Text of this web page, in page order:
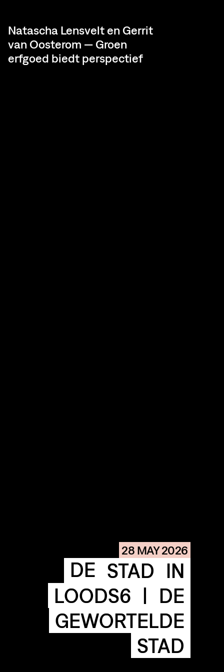
AGENDA
ARCHIVE
OURBUILDINGS
SPACES
ABOUT & CONTACT
Natascha Lensvelt en Gerrit
van Oosterom — Groen
erfgoed biedt perspectief
28 MAY 2026
DE STAD IN
LOODS6 |
DE
GEWORTELDE
STAD